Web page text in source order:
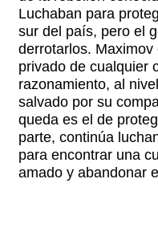
Luchaban para
sur del país, pero el
derrotarlos.
privado de cualquier
razonamiento, al
salvado por su
queda es el de
parte, continúa
para encontrar una
amado y abandonar